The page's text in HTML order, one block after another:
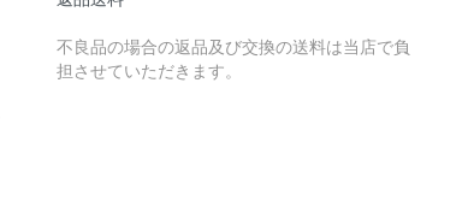
不良品の場合の返品及び交換の送料は当店で負
担させていただきます。